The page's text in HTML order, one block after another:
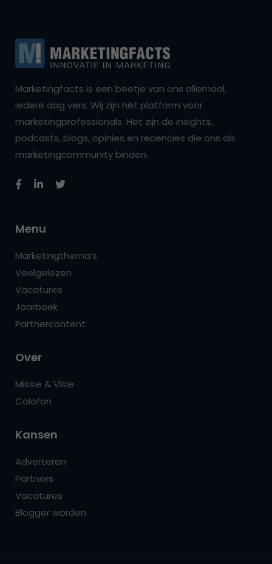
Marketingfacts is een beetje van ons allemaal,
iedere dag vers. Wij zijn hét platform voor
marketingprofessionals. Het zijn de insights,
podcasts, blogs, opinies en recencies die ons als
marketingcommunity binden.
Menu
Marketingthema’s
Veelgelezen
Vacatures
Jaarboek
Partnercontent
Over
Missie & Visie
Colofon
Kansen
Adverteren
Partners
Vacatures
Blogger worden